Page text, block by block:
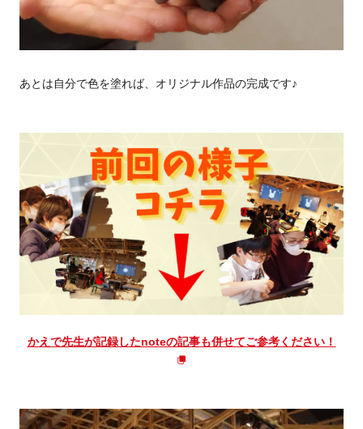
あとは自分で色を塗れば、オリジナル作品の完成です♪
かえで先生が記録したnoteの記事も併せてご参考ください！